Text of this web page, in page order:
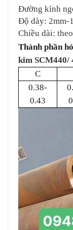
Đường kính
Độ dày: 2mm-
Chiều dài:
Thành phần
kim SCM440/
C
0.38-
0.43